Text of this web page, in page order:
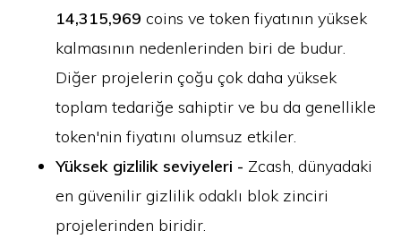
14,315,969coins ve token fiyatının yüksek
kalmasının nedenlerinden biri de budur.
Diğer projelerin çoğu çok daha yüksek
toplam tedariğe sahiptir ve bu da genellikle
token'nin fiyatını olumsuz etkiler.
Yüksek gizlilik seviyeleri - Zcash, dünyadaki
en güvenilir gizlilik odaklı blok zinciri
projelerinden biridir.